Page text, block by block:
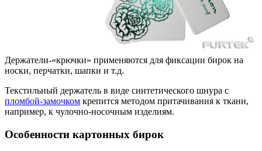
Держатели-«крючки» применяются для фиксации бирок на
носки, перчатки, шапки и т.д.
Текстильный держатель в виде синтетического шнура с
пломбой-замочком крепится методом притачивания к ткани,
например, к чулочно-носочным изделиям.
Особенности картонных бирок